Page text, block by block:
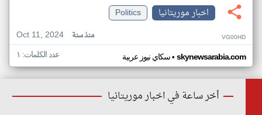
اخبار موريتانيا
Politics
Oct 11, 2024
منذ سنة VG00HD
سكاي نيوز عربية• skynewsarabia.com عدد الكلمات: ١
أخر ساعة في اخبار موريتانيا